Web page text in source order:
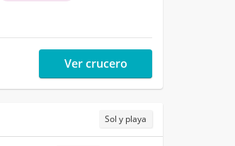
Ver crucero
Sol y playa